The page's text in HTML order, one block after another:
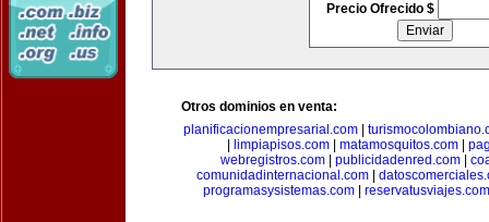
Precio Ofrecido $
Otros dominios en venta:
planificacionempresarial.com
limpiapisos.com| matamosquitos.com|
webregistros.com| publicidadenred.com|
comunidadinternacional.com
programasysistemas.com
reservatusviajes.com